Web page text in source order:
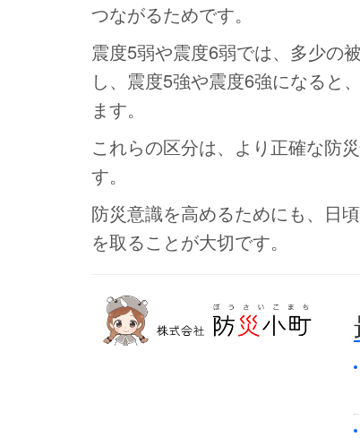
つながるためです。
震度5弱や震度6弱では、多少の
し、震度5強や震度6強になると
ます。
これらの区分は、より正確な防
す。
防災意識を高めるためにも、日
を取ることが大切です。